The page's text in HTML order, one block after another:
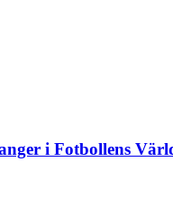
i Fotbollens